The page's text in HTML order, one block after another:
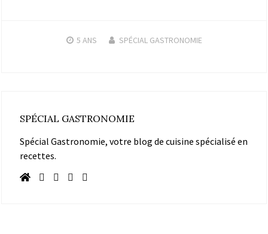
5 ANS SPÉCIAL GASTRONOMIE
SPÉCIAL GASTRONOMIE
Spécial Gastronomie, votre blog de cuisine spécialisé en
recettes.